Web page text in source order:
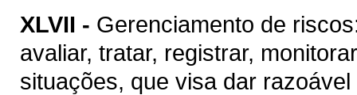
XLVII - Gerenciamento de
avaliar, tratar, registrar,
situações, que visa dar